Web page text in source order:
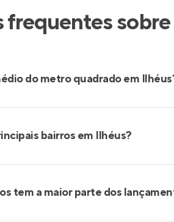
frequentes
do metro quadrado em
bairros em Ilhéus?
tem a maior parte dos